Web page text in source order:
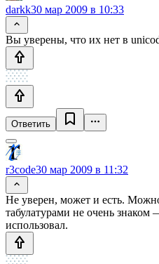
darkk30 мар 2009 в 10:33
Вы уверены, что их нет в
Ответить
r3code30 мар 2009 в 11:32
Не уверен, может и есть.
табулатурами не очень знаком
использовал.